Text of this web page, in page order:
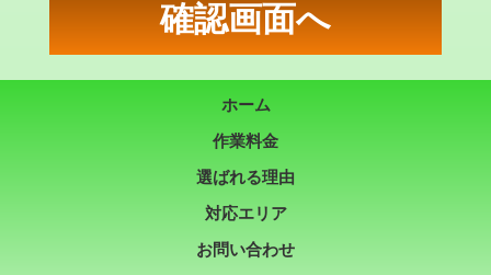
ホーム
作業料金
選ばれる理由
対応エリア
お問い合わせ